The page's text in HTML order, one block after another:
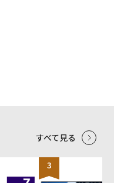
すべて見る
3